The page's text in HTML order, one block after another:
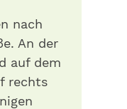
nach
An der
auf dem
rechts